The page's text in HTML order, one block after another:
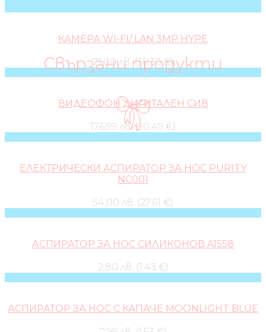
Свързани продукти
КАМЕРА WI-FI/ LAN 3MP HYPE
71,00 лв. (36.30 €)
ВИДЕОФОН ДИГИТАЛЕН СИВ
176,99 лв. (90.49 €)
ЕЛЕКТРИЧЕСКИ АСПИРАТОР ЗА НОС PURITY
NC001
54,00 лв. (27.61 €)
АСПИРАТОР ЗА НОС СИЛИКОНОВ A1558
2,80 лв. (1.43 €)
АСПИРАТОР ЗА НОС С КАПАЧЕ MOONLIGHT BLUE